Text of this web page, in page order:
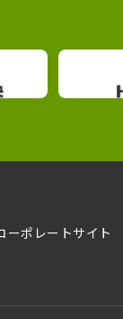
ーポレートサイト